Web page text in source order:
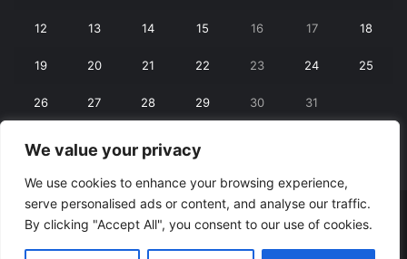
We value your privacy
We use cookies to enhance your browsing experience,
serve personalised ads or content, and analyse our traffic.
By clicking "Accept All", you consent to our use of cookies.
12 13 14 15 16 17 18
19 20 21 22 23 24 25
26 27 28 29 30 31
« apr. iun. »
© Copyright 2026, All Rights Reserved | RexNet